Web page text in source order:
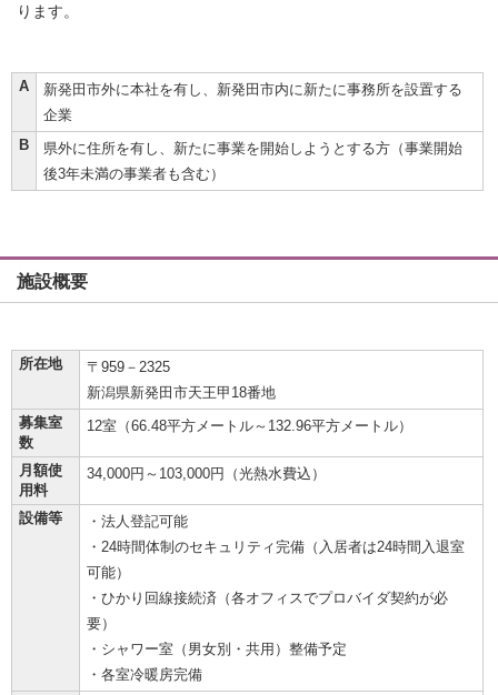
ります。
A
新発田市外に本社を有し、新発田市内に新たに事務所を設置する
企業
B
県外に住所を有し、新たに事業を開始しようとする方（事業開始
後3年未満の事業者も含む）
施設概要
所在地
〒959－2325
新潟県新発田市天王甲18番地
募集室
数
12室（66.48平方メートル～132.96平方メートル）
月額使
用料
34,000円～103,000円（光熱水費込）
設備等
・法人登記可能
・24時間体制のセキュリティ完備（入居者は24時間入退室
可能）
・ひかり回線接続済（各オフィスでプロバイダ契約が必
要）
・シャワー室（男女別・共用）整備予定
・各室冷暖房完備